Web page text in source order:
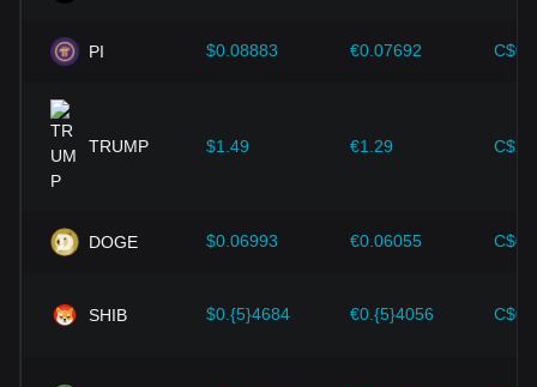
Ethereumはグローバル市場で24時間取引されています。
ットワークのアップグレード、規制、金利、そしてポンドの
価値の変動によって変化することがあります。
イギリスポンドでイーサリアムを購入できますか？
方法を利用してGBPでETHを購入できる場合があります。利
用可能状況、本人確認要件、支払い方法、手数料は、お客様
ETHをGBPに換算する際にどのような手数料がかか
解しなければなりません。これらの要因を考慮した上で、投
資家は今後のEthereumの価格変動を注意深く観察し、進化
PI $0.08883 €0.07692
TRUMP $1.49 €1.29
DOGE $0.06993 €0.06055
SHIB $0.{5}4684 €0.{5}4056